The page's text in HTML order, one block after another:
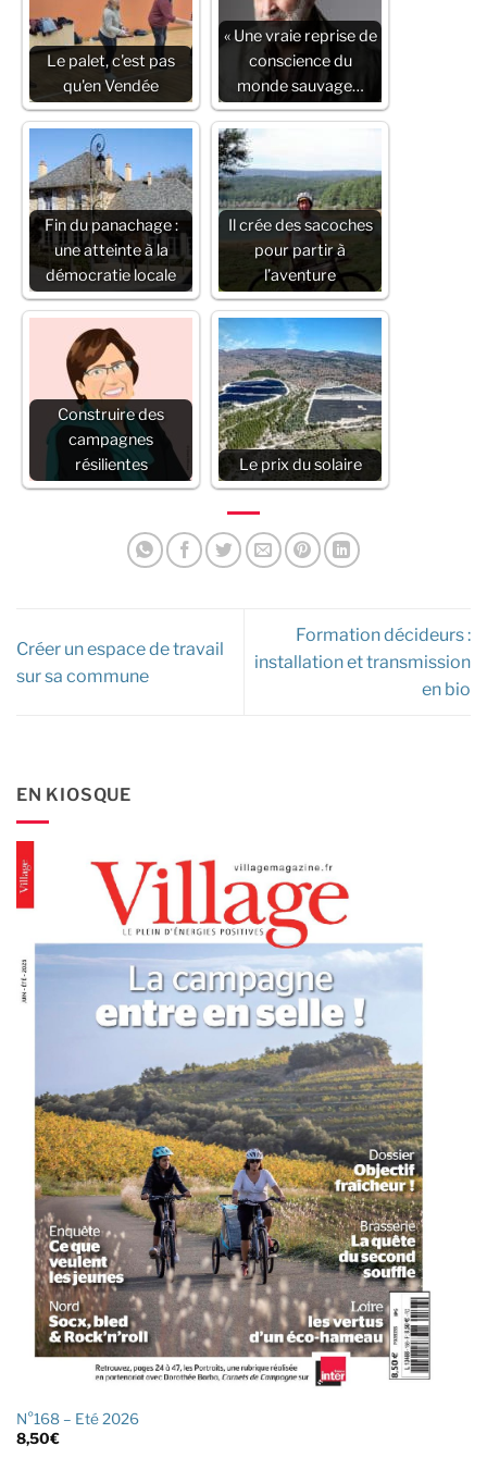
Le palet, c'est pas
qu'en Vendée
« Une vraie reprise de
conscience du
monde sauvage…
Fin du panachage :
une atteinte à la
démocratie locale
Il crée des sacoches
pour partir à
l’aventure
Construire des
campagnes
résilientes
Le prix du solaire
Créer un espace de travail
sur sa commune
Formation décideurs :
installation et transmission
en bio
EN KIOSQUE
N°168 – Eté 2026
8,50€